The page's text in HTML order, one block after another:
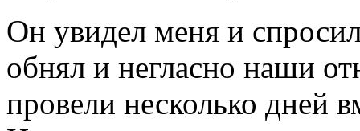
Он увидел меня и
обнял и негласно наши
провели несколько дней